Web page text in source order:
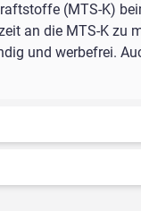
(MTS-K)
an die MTS-K zu
und werbefrei.